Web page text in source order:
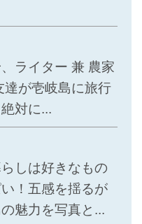
ライター 兼 農家
達が壱岐島に旅行
対に...
しは好きなもの
！五感を揺るが
魅力を写真と...